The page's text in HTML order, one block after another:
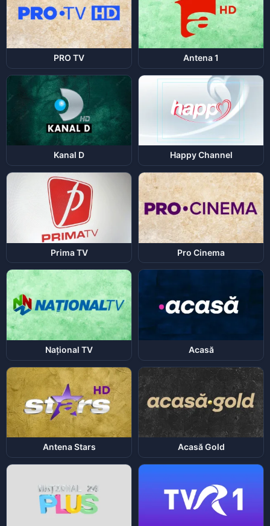
PRO TV Antena 1
Kanal D Happy Channel
Prima TV Pro Cinema
Național TV Acasă
Antena Stars Acasă Gold